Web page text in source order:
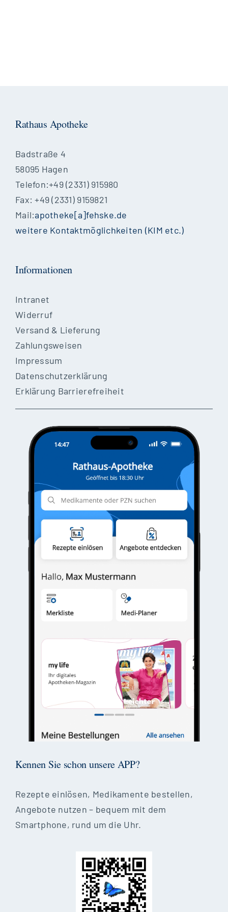
Rathaus Apotheke
Badstraße 4
58095 Hagen
Telefon:+49 (2331) 915980
Fax: +49 (2331) 9159821
Mail:apotheke[a]fehske.de
weitere Kontaktmöglichkeiten (KIM etc.)
Informationen
Intranet
Widerruf
Versand & Lieferung
Zahlungsweisen
Impressum
Datenschutzerklärung
Erklärung Barrierefreiheit
Kennen Sie schon unsere APP?
Rezepte einlösen, Medikamente bestellen,
Angebote nutzen – bequem mit dem
Smartphone, rund um die Uhr.